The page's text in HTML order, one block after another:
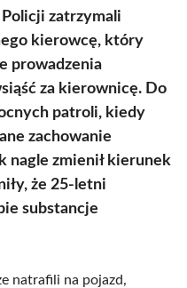
zatrzymali
kierowcę, który
prowadzenia
za kierownicę. Do
patroli, kiedy
zachowanie
nagle zmienił kierunek
że 25-letni
substancje
natrafili na pojazd,